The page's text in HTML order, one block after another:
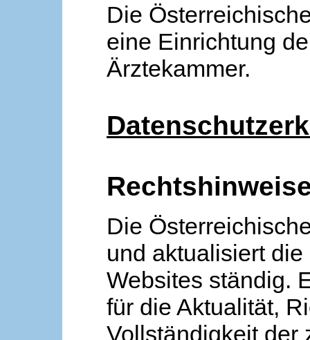
Die
eine Einrichtung
Ärztekammer.
Die
und aktualisiert
Websites ständig.
für die Aktualität,
Vollständigkeit der